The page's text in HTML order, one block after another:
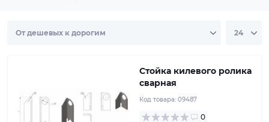
Стойка килевого ролика
сварная
Код товара: 09487
0